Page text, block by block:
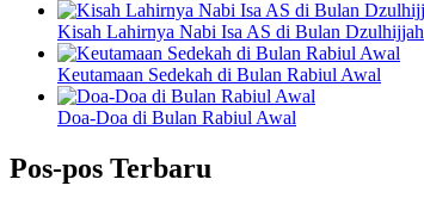
Kisah Lahirnya Nabi Isa AS di Bulan Dzulhijjah
Keutamaan Sedekah di Bulan Rabiul Awal
Doa-Doa di Bulan Rabiul Awal
Pos-pos Terbaru